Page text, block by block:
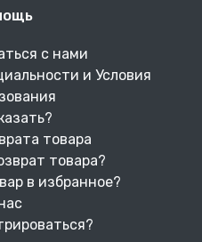
с нами
и Условия
товара
товара?
в избранное?